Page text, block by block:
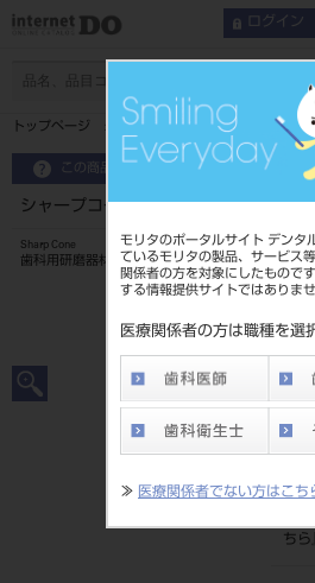
モリタのポータルサイト デンタ
ているモリタの製品、サービス
関係者の方を対象にしたもので
する情報提供サイトではありませ
医療関係者の方は職種を選
≫ 医療関係者でない方はこち
ログイン
トップページ シャープコーン 細 50入
この商品に関するお問い合わせ
シャープコーン 細 50入
Sharp Cone
歯科用研磨器材
標準
覧く
ネ
ちら